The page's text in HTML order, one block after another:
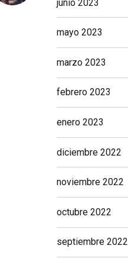
junio 2023
mayo 2023
marzo 2023
febrero 2023
enero 2023
diciembre 2022
noviembre 2022
octubre 2022
septiembre 2022